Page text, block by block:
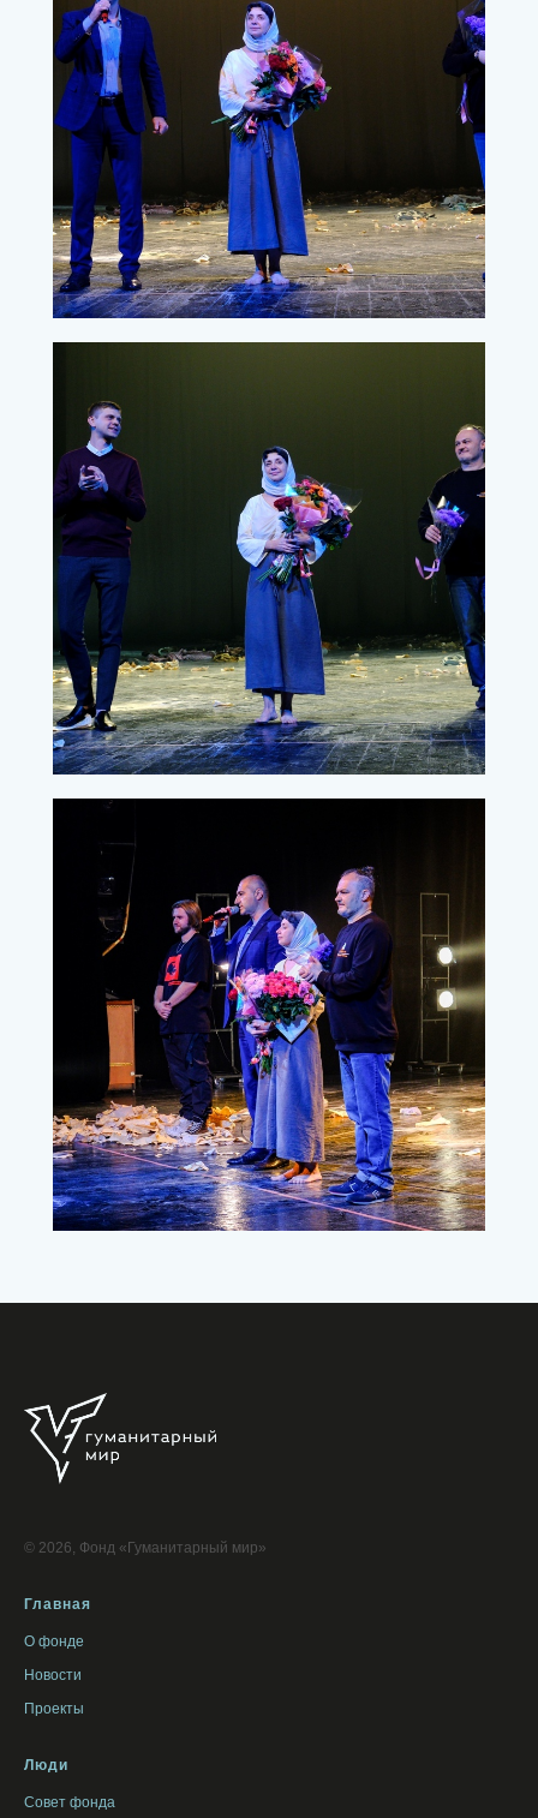
© 2026, Фонд «Гуманитарный мир»
Главная
О фонде
Новости
Проекты
Люди
Совет фонда